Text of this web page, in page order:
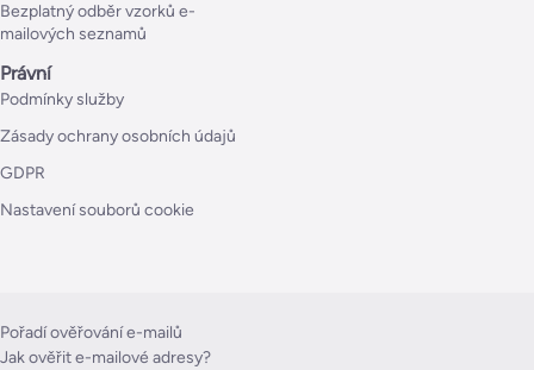
Bezplatný odběr vzorků e-
mailových seznamů
Právní
Podmínky služby
Zásady ochrany osobních údajů
GDPR
Nastavení souborů cookie
Pořadí ověřování e-mailů
Jak ověřit e-mailové adresy?